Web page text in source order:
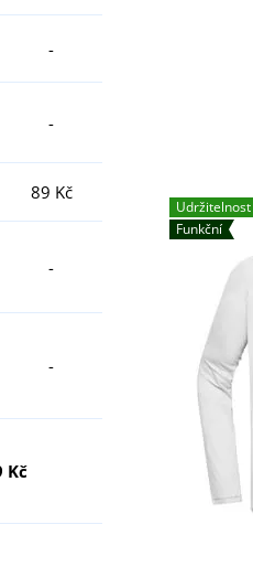
-
-
89 Kč
-
-
Kč
Udržitelnost
Funkční